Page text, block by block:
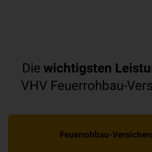
Die wichtigsten
VHV Feuerrohbau-
Feuerrohbau-